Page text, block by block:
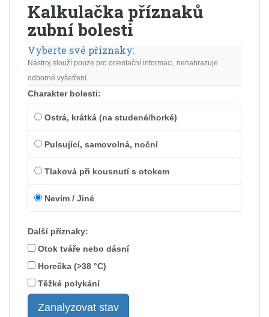
Kalkulačka příznaků
zubní bolesti
Vyberte své příznaky:
Nástroj slouží pouze pro orientační informaci, nenahrazuje
odborné vyšetření.
Charakter bolesti:
Ostrá, krátká (na studené/horké)
Pulsující, samovolná, noční
Tlaková při kousnutí s otokem
Nevím / Jiné
Další příznaky:
Otok tváře nebo dásní
Horečka (>38 °C)
Těžké polykání
Zanalyzovat stav